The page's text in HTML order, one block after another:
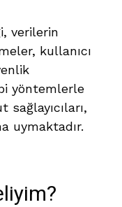
verilerin
kullanıcı
yöntemlerle
sağlayıcıları,
uymaktadır.